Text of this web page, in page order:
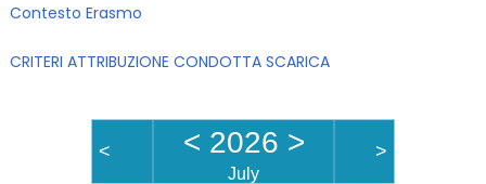
Contesto Erasmo
CRITERI ATTRIBUZIONE CONDOTTA SCARICA
< < 2026 >
July
>